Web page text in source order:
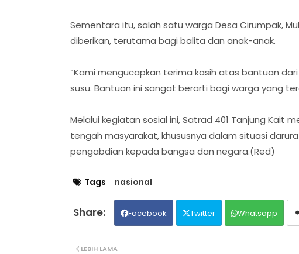
‎Sementara itu, salah satu warga Desa Cirumpak,
diberikan, terutama bagi balita dan anak-anak.
‎“Kami mengucapkan terima kasih atas bantuan
susu. Bantuan ini sangat berarti bagi warga yang
‎Melalui kegiatan sosial ini, Satrad 401 Tanjung Kait
tengah masyarakat, khususnya dalam situasi
pengabdian kepada bangsa dan negara.(Red)
Tags nasional
Facebook Twitter Whatsapp
LEBIH LAMA